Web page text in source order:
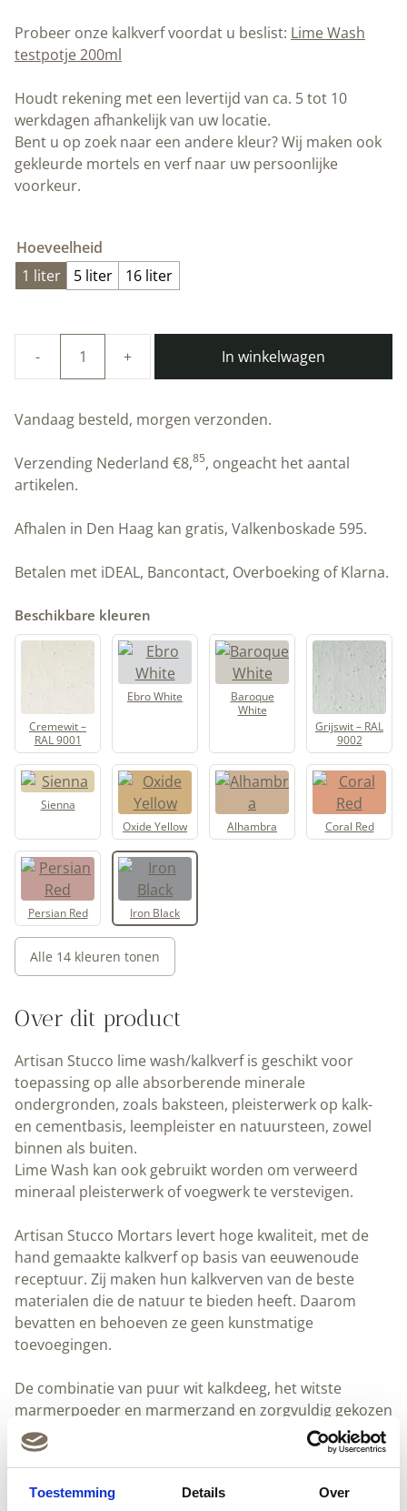
Toestemming Details Over
Probeer onze kalkverf voordat u beslist: Lime Wash
testpotje 200ml
Houdt rekening met een levertijd van ca. 5 tot 10
werkdagen afhankelijk van uw locatie.
Bent u op zoek naar een andere kleur? Wij maken ook
gekleurde mortels en verf naar uw persoonlijke
voorkeur.
Hoeveelheid
1 liter
5 liter 16 liter
Iron
Black
|
Stucco
aantal
In winkelwagen
Vandaag besteld, morgen verzonden.
Verzending Nederland €8,85, ongeacht het aantal
artikelen.
Afhalen in Den Haag kan gratis, Valkenboskade 595.
Betalen met iDEAL, Bancontact, Overboeking of Klarna.
Beschikbare kleuren
Cremewit –
RAL 9001
Ebro White
Baroque
White
Grijswit – RAL
9002
Sienna
Oxide Yellow
Alhambra Coral Red
Persian Red Iron Black
Alle 14 kleuren tonen
Over dit product
Artisan Stucco lime wash/kalkverf is geschikt voor
toepassing op alle absorberende minerale
ondergronden, zoals baksteen, pleisterwerk op kalk-
en cementbasis, leempleister en natuursteen, zowel
binnen als buiten.
Lime Wash kan ook gebruikt worden om verweerd
mineraal pleisterwerk of voegwerk te verstevigen.
Artisan Stucco Mortars levert hoge kwaliteit, met de
hand gemaakte kalkverf op basis van eeuwenoude
receptuur. Zij maken hun kalkverven van de beste
materialen die de natuur te bieden heeft. Daarom
bevatten en behoeven ze geen kunstmatige
toevoegingen.
De combinatie van puur wit kalkdeeg, het witste
marmerpoeder en marmerzand en zorgvuldig gekozen
minerale pigmenten bieden een breed scala van
bijzonder duurzame afwerkingen met unieke diepte en
briljante kleuren die nooit zullen vervagen.